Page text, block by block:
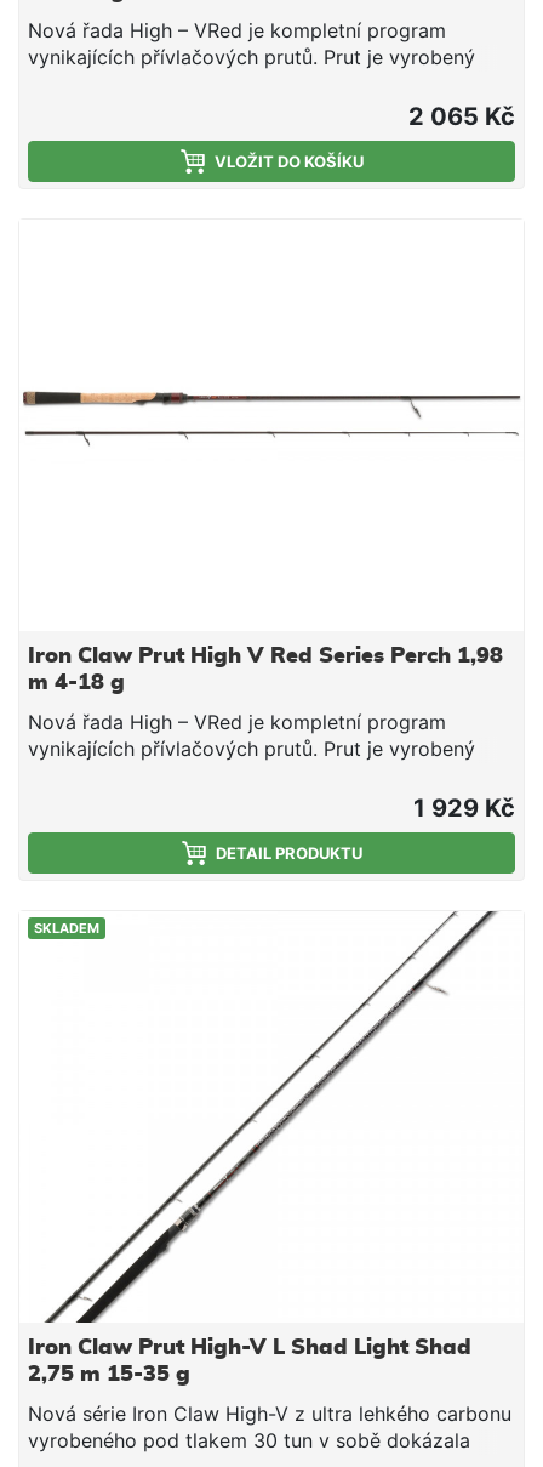
Nová řada High – VRed je kompletní program
vynikajících přívlačových prutů. Prut je vyrobený
tun a je extrémně dobře vyvážený, samozřejmostí
jsou SIC očka. Prut je vhodný pro lov okounů
například na shady do 10 cm nebo drobné
2 065 Kč
VLOŽIT DO KOŠÍKU
Iron Claw Prut High V Red Series Perch 1,98
m 4-18 g
Nová řada High – VRed je kompletní program
vynikajících přívlačových prutů. Prut je vyrobený
tun a je extrémně dobře vyvážený, samozřejmostí
jsou SIC očka. Prut je vhodný pro lov okounů
například na shady do 10 cm nebo drobné
cm103 cm2128 g4 - 18 g5676214213 cm110 cm2139
g4 - 18 g5676244244 cm127 cm2154 g4 - 18 g
1 929 Kč
DETAIL PRODUKTU
SKLADEM
Iron Claw Prut High-V L Shad Light Shad
2,75 m 15-35 g
Nová série Iron Claw High-V z ultra lehkého carbonu
vyrobeného pod tlakem 30 tun v sobě dokázala